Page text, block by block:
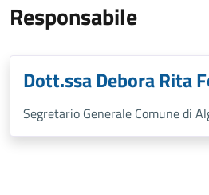
Responsabile
Dott.ssa Debora Rita
Segretario Generale Comune di